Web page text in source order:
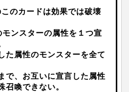
のカードは効果では破壊
ンスターの属性を１つ宣
た属性のモンスターを全て
で、お互いに宣言した属性
召喚できない。